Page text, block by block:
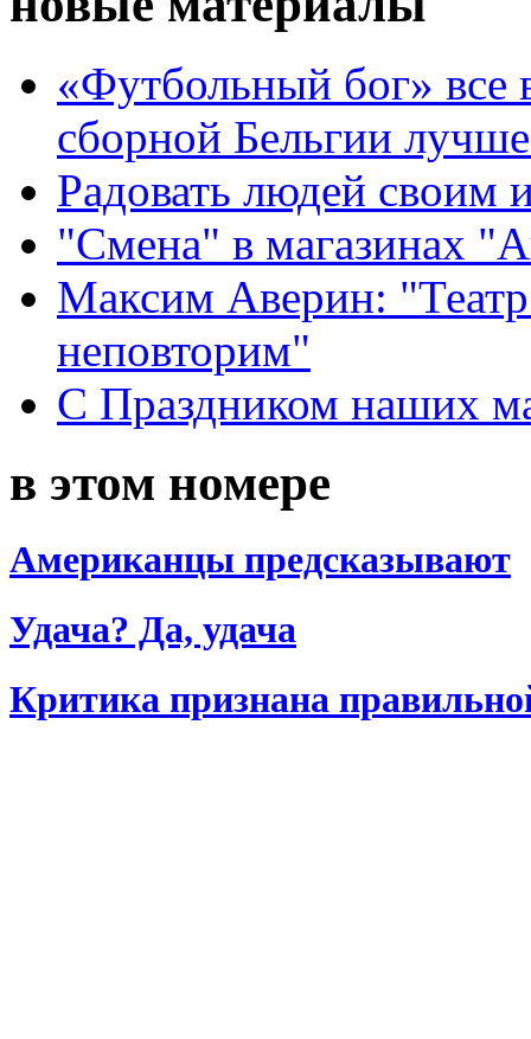
«Футбольный бог» все
сборной Бельгии
Радовать людей своим
"Смена" в магазинах
Максим Аверин:
неповторим"
С Праздником наших
в этом номере
Американцы предсказывают
Удача? Да, удача
Критика признана